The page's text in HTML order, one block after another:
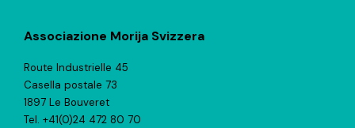
Associazione Morija Svizzera
Route Industrielle 45
Casella postale 73
1897 Le Bouveret
Tel. +41(0)24 472 80 70